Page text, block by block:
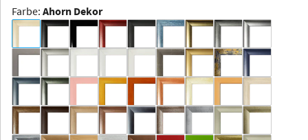
Dakota -
Rahmenloser
Aluminium
Farbe: Ahorn Dekor